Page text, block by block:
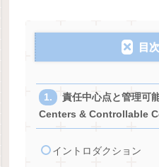
目次
責任中心点と管理
Centers & Controllable
イントロダクション